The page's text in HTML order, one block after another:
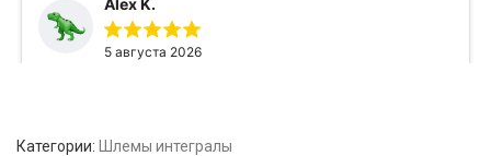
Категории: Шлемы интегралы